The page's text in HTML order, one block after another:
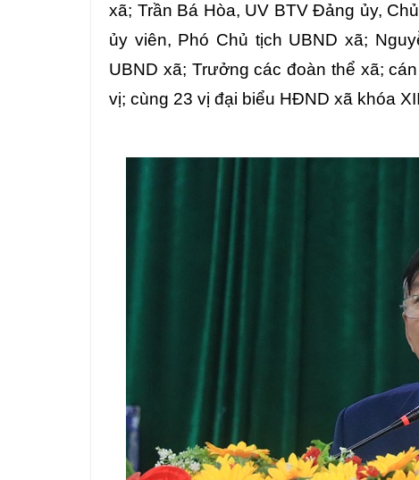
xã; Trần Bá Hòa, UV BTV Đảng ủy,
ủy viên, Phó Chủ tịch UBND xã;
UBND xã; Trưởng các đoàn thể xã;
vị; cùng 23 vị đại biểu HĐND xã khóa